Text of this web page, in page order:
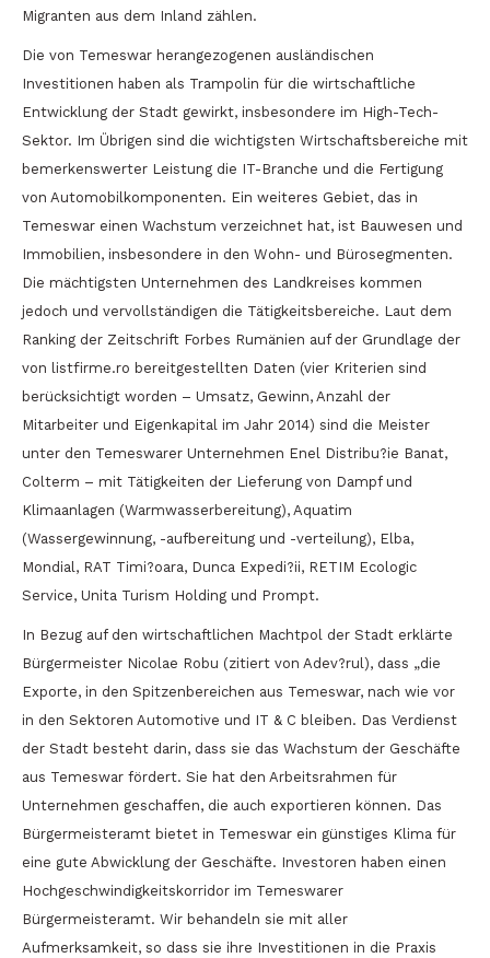
Migranten aus dem Inland zählen.
Die von Temeswar herangezogenen ausländischen
Investitionen haben als Trampolin für die wirtschaftliche
Entwicklung der Stadt gewirkt, insbesondere im High-Tech-
Sektor. Im Übrigen sind die wichtigsten Wirtschaftsbereiche mit
bemerkenswerter Leistung die IT-Branche und die Fertigung
von Automobilkomponenten. Ein weiteres Gebiet, das in
Temeswar einen Wachstum verzeichnet hat, ist Bauwesen und
Immobilien, insbesondere in den Wohn- und Bürosegmenten.
Die mächtigsten Unternehmen des Landkreises kommen
jedoch und vervollständigen die Tätigkeitsbereiche. Laut dem
Ranking der Zeitschrift Forbes Rumänien auf der Grundlage der
von listfirme.ro bereitgestellten Daten (vier Kriterien sind
berücksichtigt worden – Umsatz, Gewinn, Anzahl der
Mitarbeiter und Eigenkapital im Jahr 2014) sind die Meister
unter den Temeswarer Unternehmen Enel Distribu?ie Banat,
Colterm – mit Tätigkeiten der Lieferung von Dampf und
Klimaanlagen (Warmwasserbereitung), Aquatim
(Wassergewinnung, -aufbereitung und -verteilung), Elba,
Mondial, RAT Timi?oara, Dunca Expedi?ii, RETIM Ecologic
Service, Unita Turism Holding und Prompt.
In Bezug auf den wirtschaftlichen Machtpol der Stadt erklärte
Bürgermeister Nicolae Robu (zitiert von Adev?rul), dass „die
Exporte, in den Spitzenbereichen aus Temeswar, nach wie vor
in den Sektoren Automotive und IT & C bleiben. Das Verdienst
der Stadt besteht darin, dass sie das Wachstum der Geschäfte
aus Temeswar fördert. Sie hat den Arbeitsrahmen für
Unternehmen geschaffen, die auch exportieren können. Das
Bürgermeisteramt bietet in Temeswar ein günstiges Klima für
eine gute Abwicklung der Geschäfte. Investoren haben einen
Hochgeschwindigkeitskorridor im Temeswarer
Bürgermeisteramt. Wir behandeln sie mit aller
Aufmerksamkeit, so dass sie ihre Investitionen in die Praxis